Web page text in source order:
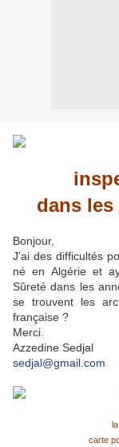
dans les
Bonjour,
J'ai des difficultés
né en Algérie et
Sûreté dans les
se trouvent les
française ?
Merci.
Azzedine Sedjal
sedjal@gmail.com
carte